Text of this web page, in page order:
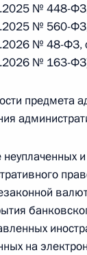
закон
изменений в
утратившим
в Федеральный
закон
изменения в
года
№ 448-
№ 560-
№ 48-
№ 163-
предмета
на